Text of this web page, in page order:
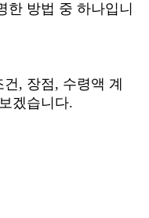
한 방법 중 하나입니
, 장점, 수령액 계
겠습니다.